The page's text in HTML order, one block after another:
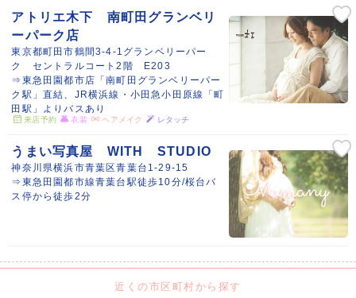
アトリエ木下 南町田グランベリ
ーパーク店
東京都町田市鶴間3-4-1グランベリーパー
ク セントラルコート2階 E203
⇒東急田園都市店「南町田グランベリーパー
ク駅」直結、JR横浜線・小田急小田原線「町
田駅」よりバスあり
来店予約 衣装 ヘアメイク レタッチ
うまい写真屋 WITH STUDIO
神奈川県横浜市青葉区青葉台1-29-15
⇒東急田園都市線青葉台駅徒歩10分/桜台バ
ス停から徒歩2分
近くの市区町村から探す